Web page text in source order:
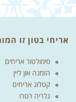
אריחי בטון זו
סימולטור אריחים
הזמנה און ליין
קטלוג אריחים
גלריה רטרו